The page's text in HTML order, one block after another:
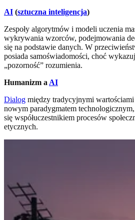
AI (sztuczna inteligencja)
Zespoły algorytmów i modeli uczenia
wykrywania wzorców, podejmowania
się na podstawie danych. W
posiada samoświadomości, choć
„pozorność” rozumienia.
Humanizm a AI
Dialog między tradycyjnymi
nowym paradygmatem
się współuczestnikiem procesów
etycznych.